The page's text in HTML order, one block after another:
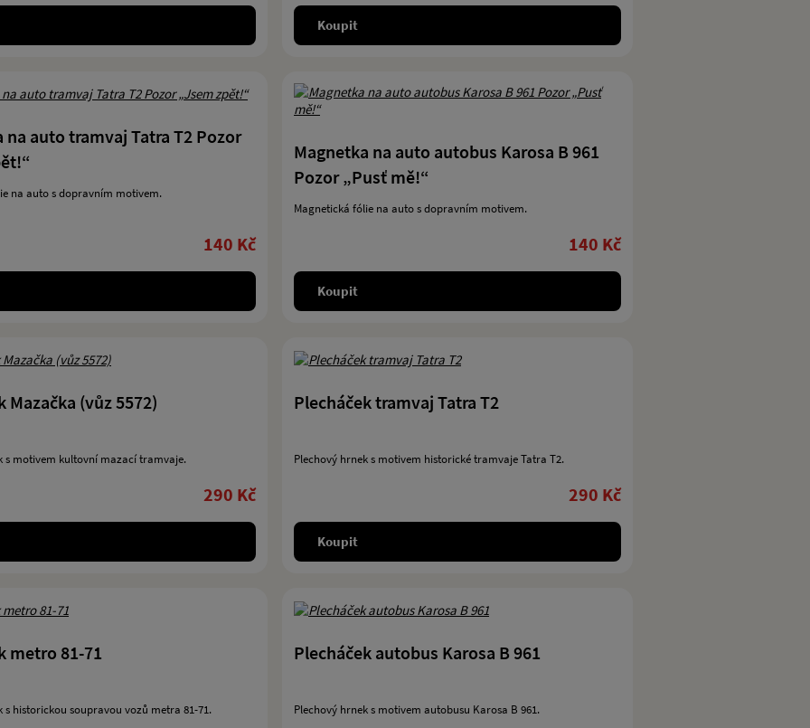
Koupit
na auto tramvaj Tatra T2 Pozor
na auto s dopravním motivem.
140 Kč
Magnetka na auto autobus Karosa B 961
Pozor „Pusť mě!“
Magnetická fólie na auto s dopravním motivem.
140 Kč
Koupit
Mazačka (vůz 5572)
s motivem kultovní mazací tramvaje.
290 Kč
Plecháček tramvaj Tatra T2
Plechový hrnek s motivem historické tramvaje Tatra T2.
290 Kč
Koupit
metro 81-71
s historickou soupravou vozů metra 81-71.
Plecháček autobus Karosa B 961
Plechový hrnek s motivem autobusu Karosa B 961.